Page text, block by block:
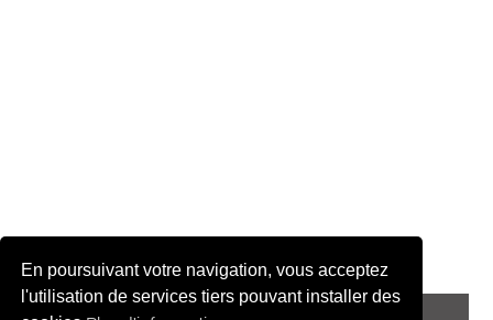
© 2022 adenatis.com
En poursuivant votre navigation, vous acceptez
l'utilisation de services tiers pouvant installer des